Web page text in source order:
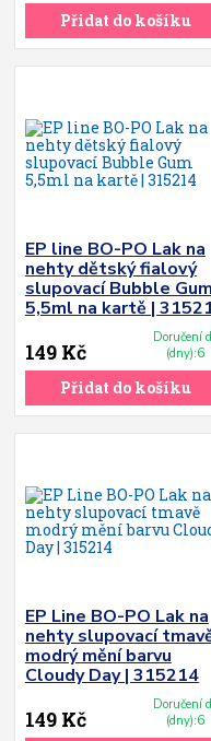
Přidat do košíku
EP line BO-PO Lak na
nehty dětský fialový
slupovací Bubble Gum
5,5ml na kartě |
149 Kč
Doručení
(dny):6
Přidat do košíku
EP Line BO-PO Lak na
nehty slupovací
modrý mění barvu
Cloudy Day | 315214
149 Kč
Doručení
(dny):6